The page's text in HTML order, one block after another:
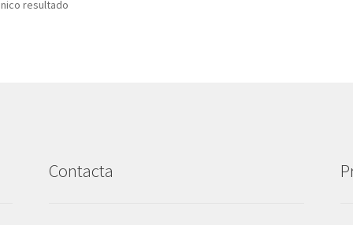
resultado
Contacta